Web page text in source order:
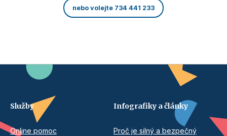
nebo volejte 734 441 233
Služby
Online pomoc
Infografiky a články
Proč je silný a bezpečný